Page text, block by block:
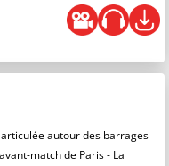
autour des barrages
match de Paris - La